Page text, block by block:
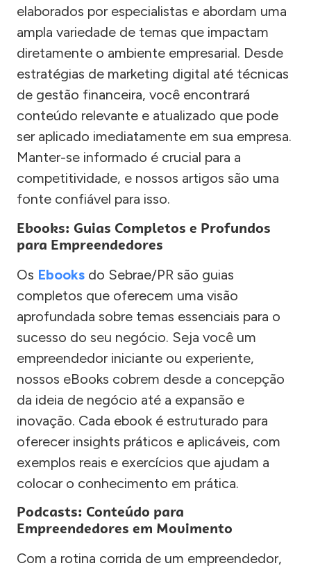
elaborados por especialistas e abordam uma
ampla variedade de temas que impactam
diretamente o ambiente empresarial. Desde
estratégias de marketing digital até técnicas
de gestão financeira, você encontrará
conteúdo relevante e atualizado que pode
ser aplicado imediatamente em sua empresa.
Manter-se informado é crucial para a
competitividade, e nossos artigos são uma
fonte confiável para isso.
Ebooks: Guias Completos e Profundos
para Empreendedores
Os Ebooks do Sebrae/PR são guias
completos que oferecem uma visão
aprofundada sobre temas essenciais para o
sucesso do seu negócio. Seja você um
empreendedor iniciante ou experiente,
nossos eBooks cobrem desde a concepção
da ideia de negócio até a expansão e
inovação. Cada ebook é estruturado para
oferecer insights práticos e aplicáveis, com
exemplos reais e exercícios que ajudam a
colocar o conhecimento em prática.
Podcasts: Conteúdo para
Empreendedores em Movimento
Com a rotina corrida de um empreendedor,